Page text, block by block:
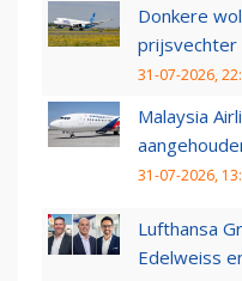
Donkere
31-07-2026,
Malaysia
31-07-2026,
Lufthansa
Edelweiss